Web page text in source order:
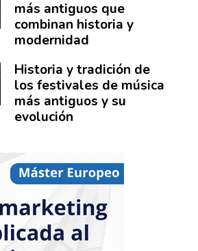
más antiguos que
combinan historia y
modernidad
Historia y tradición de
los festivales de música
más antiguos y su
evolución